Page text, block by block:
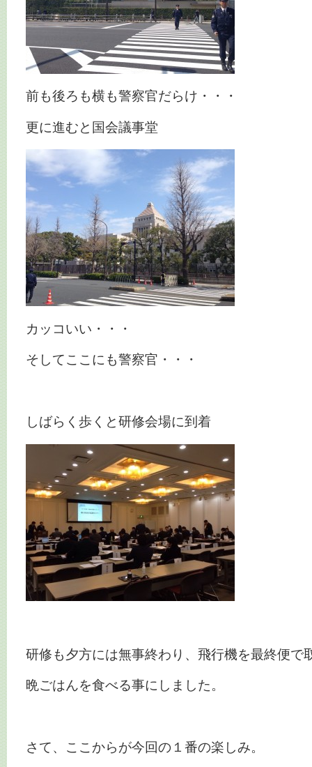
前も後ろも横も警察官だらけ・・・
更に進むと国会議事堂
カッコいい・・・
そしてここにも警察官・・・
しばらく歩くと研修会場に到着
研修も夕方には無事終わり、飛行機を最終便で
晩ごはんを食べる事にしました。
さて、ここからが今回の１番の楽しみ。